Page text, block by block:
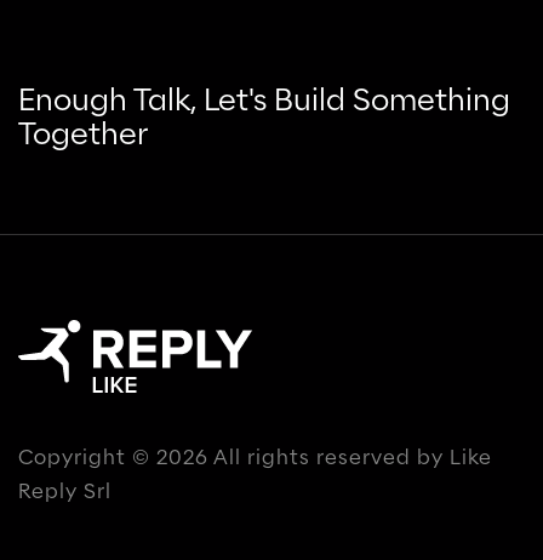
Enough Talk, Let's Build Something
Together
Copyright © 2026 All rights reserved by Like
Reply Srl